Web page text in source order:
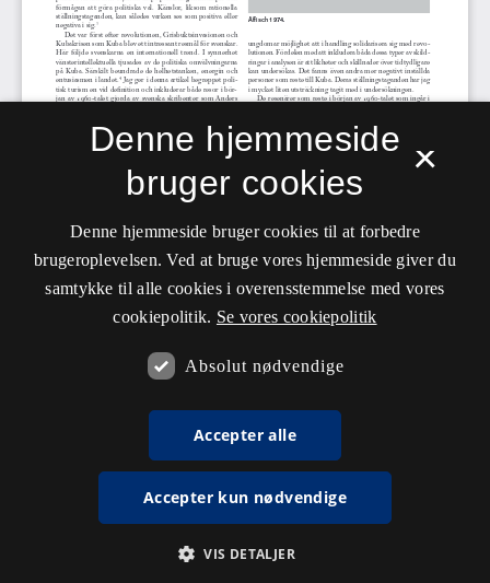
×
Denne hjemmeside
bruger cookies
Denne hjemmeside bruger cookies til at forbedre
brugeroplevelsen. Ved at bruge vores hjemmeside giver du
samtykke til alle cookies i overensstemmelse med vores
cookiepolitik. Se vores cookiepolitik
Absolut nødvendige
Accepter alle
Accepter kun nødvendige
VIS DETALJER